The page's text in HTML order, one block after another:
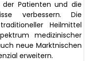
Patienten und die
verbessern. Die
Heilmittel
medizinischer
neue Marktnischen
erweitern.